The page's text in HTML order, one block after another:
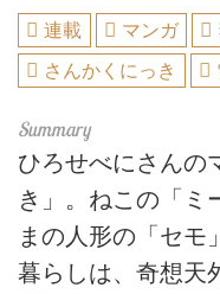
連載 マンガ
さんかくにっき
ひろせべにさんの
き」。ねこの「ミ
まの人形の「セモ
暮らしは、奇想天